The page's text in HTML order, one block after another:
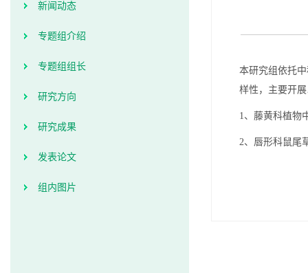
新闻动态
专题组介绍
专题组组长
研究方向
研究成果
发表论文
组内图片
本研究组依托
样性，主要开
1、藤黄科植物
2、唇形科鼠尾